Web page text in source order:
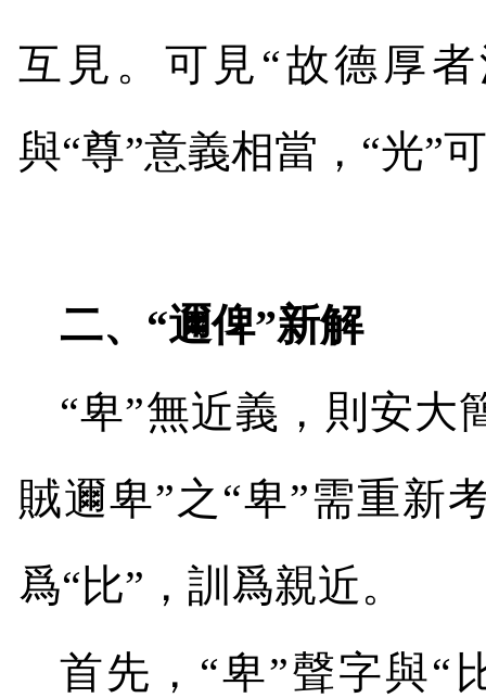
互見。可見“故德厚
與“尊”意義相當，“光”
二、“邇俾”新解
“卑”無近義，則安大
賊邇卑”之“卑”需重新
爲“比”，訓爲親近。
首先，“卑”聲字與“